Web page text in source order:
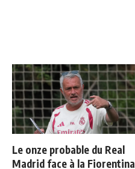
Le onze probable du Real
Madrid face à la Fiorentina